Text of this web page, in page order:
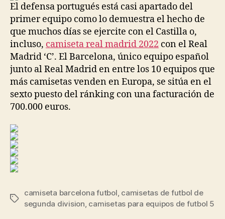
El defensa portugués está casi apartado del
primer equipo como lo demuestra el hecho de
que muchos días se ejercite con el Castilla o,
incluso, camiseta real madrid 2022 con el Real
Madrid ‘C’. El Barcelona, único equipo español
junto al Real Madrid en entre los 10 equipos que
más camisetas venden en Europa, se sitúa en el
sexto puesto del ránking con una facturación de
700.000 euros.
Etiquetas
camiseta barcelona futbol, camisetas de futbol de
segunda division, camisetas para equipos de futbol 5